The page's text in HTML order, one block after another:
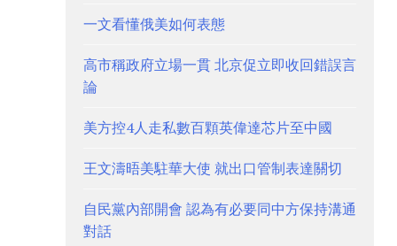
一文看懂俄美如何表態
高市稱政府立場一貫 北京促立即收回錯誤言
論
美方控4人走私數百顆英偉達芯片至中國
王文濤晤美駐華大使 就出口管制表達關切
自民黨內部開會 認為有必要同中方保持溝通
對話